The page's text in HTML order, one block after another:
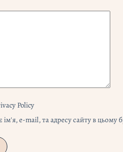
Policy
ім'я, e-mail, та адресу сайту в цьому